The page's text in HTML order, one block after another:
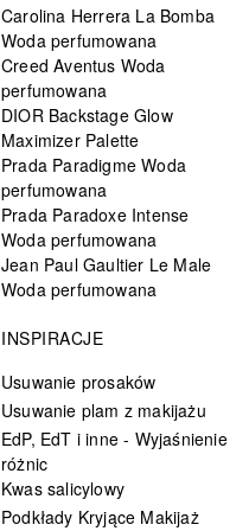
Carolina Herrera La Bomba
Woda perfumowana
Creed Aventus Woda
perfumowana
DIOR Backstage Glow
Maximizer Palette
Prada Paradigme Woda
perfumowana
Prada Paradoxe Intense
Woda perfumowana
Jean Paul Gaultier Le Male
Woda perfumowana
INSPIRACJE
Usuwanie prosaków
Usuwanie plam z makijażu
EdP, EdT i inne - Wyjaśnienie
różnic
Kwas salicylowy
Podkłady Kryjące Makijaż